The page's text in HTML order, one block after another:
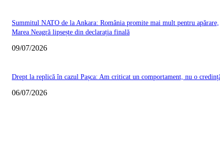
Summitul NATO de la Ankara: România promite mai mult pentru apărare,
Marea Neagră lipsește din declarația finală
09/07/2026
Drept la replică în cazul Pașca: Am criticat un comportament, nu o
06/07/2026